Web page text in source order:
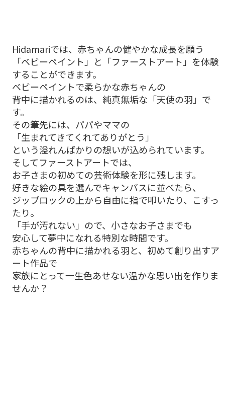
Hidamariでは、赤ちゃんの健やかな成長を願う
「ベビーペイント」と「ファーストアート」を体験
することができます。
ベビーペイントで柔らかな赤ちゃんの
背中に描かれるのは、純真無垢な「天使の羽」で
す。
その筆先には、パパやママの
「生まれてきてくれてありがとう」
という溢れんばかりの想いが込められています。
そしてファーストアートでは、
お子さまの初めての芸術体験を形に残します。
好きな絵の具を選んでキャンバスに並べたら、
ジップロックの上から自由に指で叩いたり、こすっ
たり。
「手が汚れない」ので、小さなお子さまでも
安心して夢中になれる特別な時間です。
赤ちゃんの背中に描かれる羽と、初めて創り出すア
ート作品で
家族にとって一生色あせない温かな思い出を作りま
せんか？